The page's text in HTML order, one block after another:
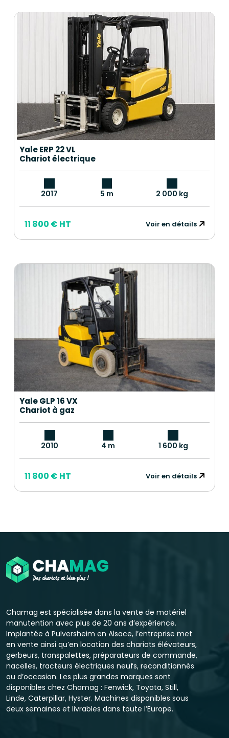
Yale ERP 22 VL
Chariot électrique
2017 5 m 2 000 kg
11 800 € HT Voir en détails
Yale GLP 16 VX
Chariot à gaz
2010 4 m 1 600 kg
11 800 € HT Voir en détails
Chamag est spécialisée dans la vente de matériel
manutention avec plus de 20 ans d’expérience.
Implantée à Pulversheim en Alsace, l’entreprise met
en vente ainsi qu’en location des chariots élévateurs,
gerbeurs, transpalettes, préparateurs de commande,
nacelles, tracteurs électriques neufs, reconditionnés
ou d’occasion. Les plus grandes marques sont
disponibles chez Chamag : Fenwick, Toyota, Still,
Linde, Caterpillar, Hyster. Machines disponibles sous
deux semaines et livrables dans toute l’Europe.